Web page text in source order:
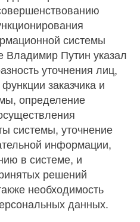
системы
Путин указал
уточнения лиц,
заказчика и
определение
системы, уточнение
информации,
в системе, и
решений
необходимость
данных.